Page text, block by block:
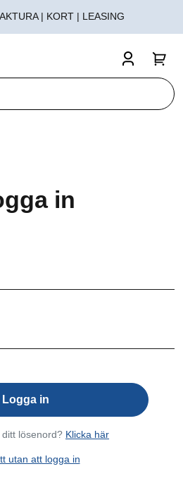
| KORT | LEASING
in
lösenord? Klicka här
utan att logga in